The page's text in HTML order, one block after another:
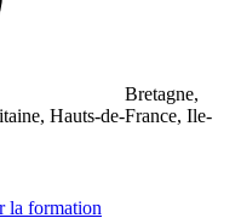
Bretagne,
Hauts-de-France, Ile-
la formation